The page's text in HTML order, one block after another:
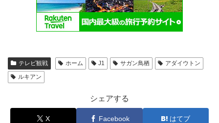
テレビ観戦 ホーム J1 サガン鳥栖
アダイウトン
ルキアン
シェアする
X Facebook はてブ